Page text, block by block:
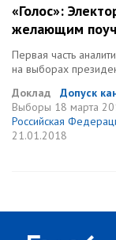
«Голос»:
желающим
Первая часть
на выборах
Доклад
Допуск
Выборы 18 марта
Российская
21.01.2018